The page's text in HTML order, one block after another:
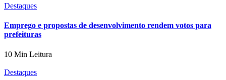
Destaques
Emprego e propostas de desenvolvimento rendem votos para
prefeituras
10 Min Leitura
Destaques